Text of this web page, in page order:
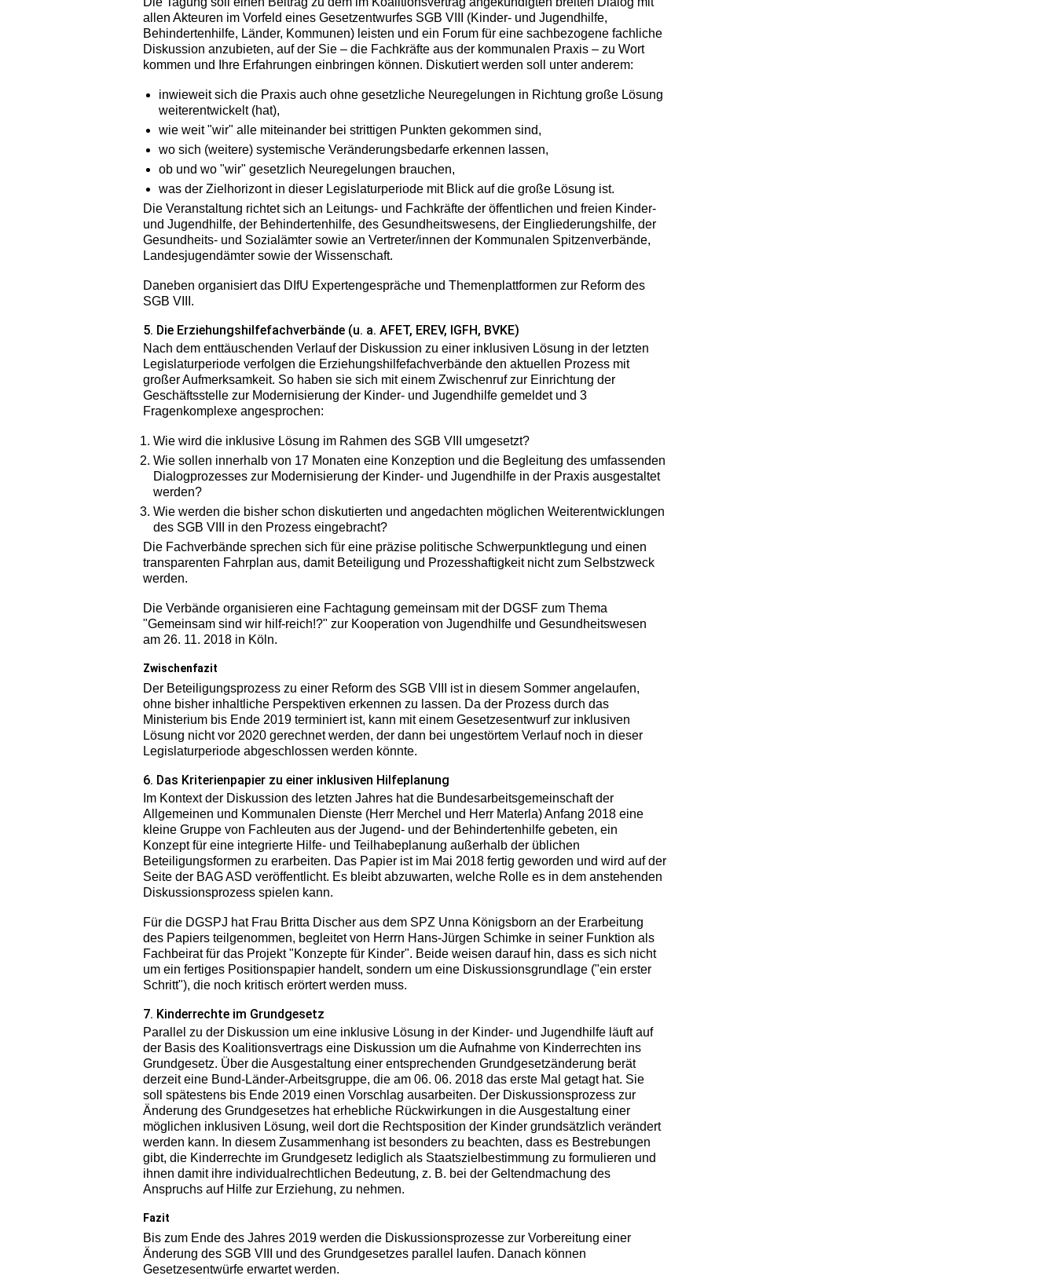
allen Akteuren im Vorfeld eines Gesetzentwurfes SGB VIII (Kinder- und Jugendhilfe,
Behindertenhilfe, Länder, Kommunen) leisten und ein Forum für eine sachbezogene fachliche
Diskussion anzubieten, auf der Sie – die Fachkräfte aus der kommunalen Praxis – zu Wort
kommen und Ihre Erfahrungen einbringen können. Diskutiert werden soll unter anderem:
inwieweit sich die Praxis auch ohne gesetzliche Neuregelungen in Richtung große Lösung
weiterentwickelt (hat),
wie weit "wir" alle miteinander bei strittigen Punkten gekommen sind,
wo sich (weitere) systemische Veränderungsbedarfe erkennen lassen,
ob und wo "wir" gesetzlich Neuregelungen brauchen,
was der Zielhorizont in dieser Legislaturperiode mit Blick auf die große Lösung ist.
Die Veranstaltung richtet sich an Leitungs- und Fachkräfte der öffentlichen und freien Kinder-
und Jugendhilfe, der Behindertenhilfe, des Gesundheitswesens, der Eingliederungshilfe, der
Gesundheits- und Sozialämter sowie an Vertreter/innen der Kommunalen Spitzenverbände,
Landesjugendämter sowie der Wissenschaft.
Daneben organisiert das DIfU Expertengespräche und Themenplattformen zur Reform des
SGB VIII.
5. Die Erziehungshilfefachverbände (u. a. AFET, EREV, IGFH, BVKE)
Nach dem enttäuschenden Verlauf der Diskussion zu einer inklusiven Lösung in der letzten
Legislaturperiode verfolgen die Erziehungshilfefachverbände den aktuellen Prozess mit
großer Aufmerksamkeit. So haben sie sich mit einem Zwischenruf zur Einrichtung der
Geschäftsstelle zur Modernisierung der Kinder- und Jugendhilfe gemeldet und 3
Fragenkomplexe angesprochen:
Wie wird die inklusive Lösung im Rahmen des SGB VIII umgesetzt?
Wie sollen innerhalb von 17 Monaten eine Konzeption und die Begleitung des umfassenden
Dialogprozesses zur Modernisierung der Kinder- und Jugendhilfe in der Praxis ausgestaltet
werden?
Wie werden die bisher schon diskutierten und angedachten möglichen Weiterentwicklungen
des SGB VIII in den Prozess eingebracht?
Die Fachverbände sprechen sich für eine präzise politische Schwerpunktlegung und einen
transparenten Fahrplan aus, damit Beteiligung und Prozesshaftigkeit nicht zum Selbstzweck
werden.
Die Verbände organisieren eine Fachtagung gemeinsam mit der DGSF zum Thema
"Gemeinsam sind wir hilf-reich!?" zur Kooperation von Jugendhilfe und Gesundheitswesen
am 26. 11. 2018 in Köln.
Zwischenfazit
Der Beteiligungsprozess zu einer Reform des SGB VIII ist in diesem Sommer angelaufen,
ohne bisher inhaltliche Perspektiven erkennen zu lassen. Da der Prozess durch das
Ministerium bis Ende 2019 terminiert ist, kann mit einem Gesetzesentwurf zur inklusiven
Lösung nicht vor 2020 gerechnet werden, der dann bei ungestörtem Verlauf noch in dieser
Legislaturperiode abgeschlossen werden könnte.
6. Das Kriterienpapier zu einer inklusiven Hilfeplanung
Im Kontext der Diskussion des letzten Jahres hat die Bundesarbeitsgemeinschaft der
Allgemeinen und Kommunalen Dienste (Herr Merchel und Herr Materla) Anfang 2018 eine
kleine Gruppe von Fachleuten aus der Jugend- und der Behindertenhilfe gebeten, ein
Konzept für eine integrierte Hilfe- und Teilhabeplanung außerhalb der üblichen
Beteiligungsformen zu erarbeiten. Das Papier ist im Mai 2018 fertig geworden und wird auf der
Seite der BAG ASD veröffentlicht. Es bleibt abzuwarten, welche Rolle es in dem anstehenden
Diskussionsprozess spielen kann.
Für die DGSPJ hat Frau Britta Discher aus dem SPZ Unna Königsborn an der Erarbeitung
des Papiers teilgenommen, begleitet von Herrn Hans-Jürgen Schimke in seiner Funktion als
Fachbeirat für das Projekt "Konzepte für Kinder". Beide weisen darauf hin, dass es sich nicht
um ein fertiges Positionspapier handelt, sondern um eine Diskussionsgrundlage ("ein erster
Schritt"), die noch kritisch erörtert werden muss.
7. Kinderrechte im Grundgesetz
Parallel zu der Diskussion um eine inklusive Lösung in der Kinder- und Jugendhilfe läuft auf
der Basis des Koalitionsvertrags eine Diskussion um die Aufnahme von Kinderrechten ins
Grundgesetz. Über die Ausgestaltung einer entsprechenden Grundgesetzänderung berät
derzeit eine Bund-Länder-Arbeitsgruppe, die am 06. 06. 2018 das erste Mal getagt hat. Sie
soll spätestens bis Ende 2019 einen Vorschlag ausarbeiten. Der Diskussionsprozess zur
Änderung des Grundgesetzes hat erhebliche Rückwirkungen in die Ausgestaltung einer
möglichen inklusiven Lösung, weil dort die Rechtsposition der Kinder grundsätzlich verändert
werden kann. In diesem Zusammenhang ist besonders zu beachten, dass es Bestrebungen
gibt, die Kinderrechte im Grundgesetz lediglich als Staatszielbestimmung zu formulieren und
ihnen damit ihre individualrechtlichen Bedeutung, z. B. bei der Geltendmachung des
Anspruchs auf Hilfe zur Erziehung, zu nehmen.
Fazit
Bis zum Ende des Jahres 2019 werden die Diskussionsprozesse zur Vorbereitung einer
Änderung des SGB VIII und des Grundgesetzes parallel laufen. Danach können
Gesetzesentwürfe erwartet werden.